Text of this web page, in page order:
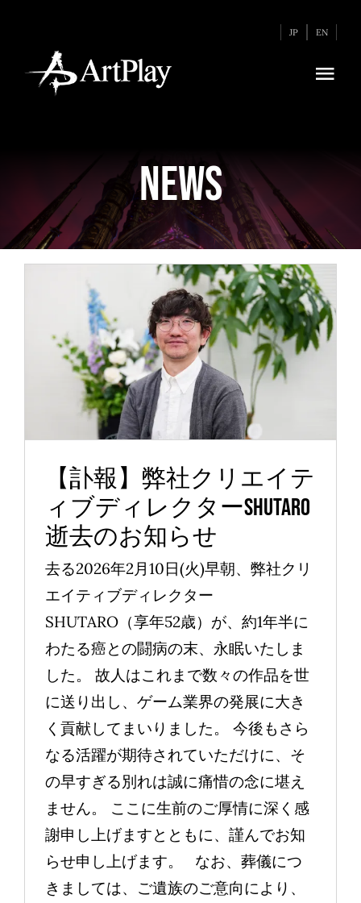
content
JP EN
ABOUT
CONTACT
News
【訃報】弊社クリエイ
ティブディレクター
SHUTARO逝去のお知らせ
News
【訃報】弊社クリエイテ
ィブディレクターSHUTARO
逝去のお知らせ
去る2026年2月10日(火)早朝、弊社クリ
エイティブディレクター
SHUTARO（享年52歳）が、約1年半に
わたる癌との闘病の末、永眠いたしま
した。 故人はこれまで数々の作品を世
に送り出し、ゲーム業界の発展に大き
く貢献してまいりました。 今後もさら
なる活躍が期待されていただけに、そ
の早すぎる別れは誠に痛惜の念に堪え
ません。 ここに生前のご厚情に深く感
謝申し上げますとともに、謹んでお知
らせ申し上げます。 なお、葬儀につ
きましては、ご遺族のご意向により、